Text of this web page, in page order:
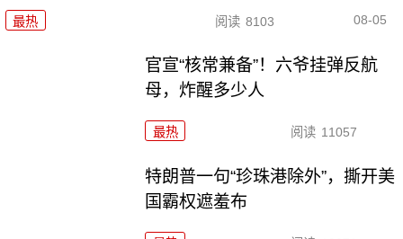
最热 阅读 8103 08-05
官宣“核常兼备”！六爷挂弹反航
母，炸醒多少人
最热 阅读 11057
特朗普一句“珍珠港除外”，撕开美
国霸权遮羞布